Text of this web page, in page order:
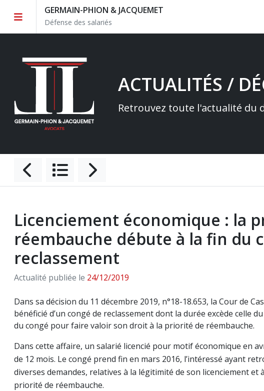
GERMAIN-PHION & JACQUEMET
Défense des salariés
ACTUALITÉS /
Retrouvez toute l'actualité du
Licenciement économique : la
réembauche débute à la fin du
reclassement
Actualité publiée le 24/12/2019
Dans sa décision du 11 décembre 2019, n°18-18.653, la Cour de
bénéficié d’un congé de reclassement dont la durée excède celle
du congé pour faire valoir son droit à la priorité de réembauche.
Dans cette affaire, un salarié licencié pour motif économique en
de 12 mois. Le congé prend fin en mars 2016, l’intéressé ayant
diverses demandes, relatives à la légitimité de son licenciement et
priorité de réembauche.